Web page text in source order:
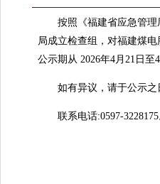
按照《福建省应急管理厅
局成立检查组，对福建煤
公示期从 2026年4月21日至4
如有异议，请于公示之
联系电话:0597-3228175